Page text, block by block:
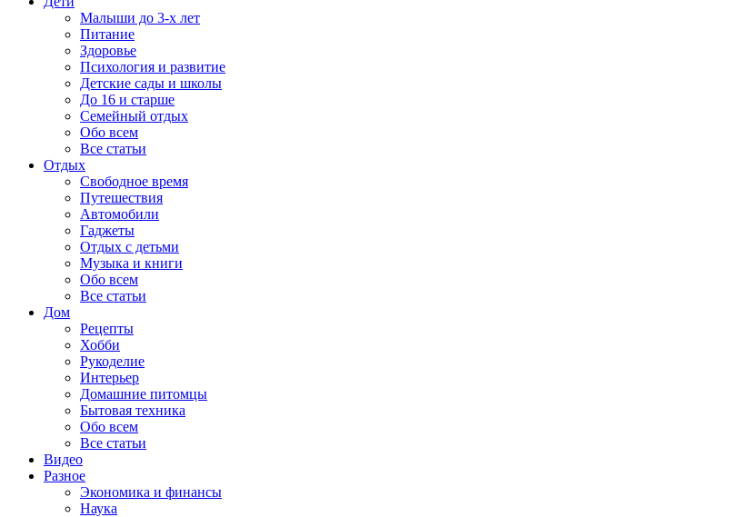
Малыши до 3-х лет
Питание
Здоровье
Психология и развитие
Детские сады и школы
До 16 и старше
Семейный отдых
Обо всем
Все статьи
Отдых
Свободное время
Путешествия
Автомобили
Гаджеты
Отдых с детьми
Музыка и книги
Обо всем
Все статьи
Дом
Рецепты
Хобби
Рукоделие
Интерьер
Домашние питомцы
Бытовая техника
Обо всем
Все статьи
Видео
Разное
Экономика и финансы
Наука